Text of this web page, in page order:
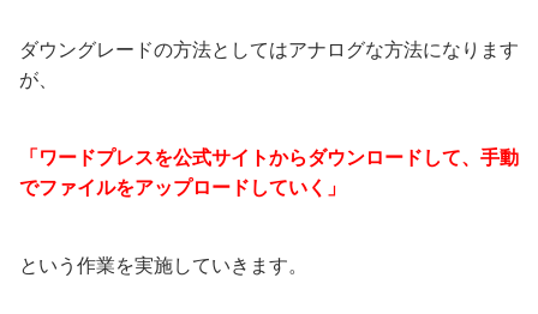
ダウングレードの方法としてはアナログな方法になります
が、
「ワードプレスを公式サイトからダウンロードして、手動
でファイルをアップロードしていく」
という作業を実施していきます。